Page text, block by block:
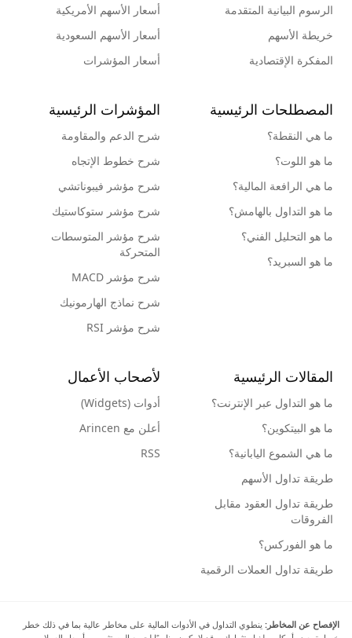
الرسوم البيانية المتقدمة
خريطة الأسهم
المفكرة الإقتصادية
أسعار الأسهم الأمريكية
أسعار الأسهم السعودية
أسعار المؤشرات
المصطلحات الرئيسية
ما هي النقطة؟
ما هو اللوت؟
ما هي الرافعة المالية؟
ما هو التداول بالهامش؟
ما هو التحليل الفني؟
ما هو السبريد؟
المؤشرات الرئيسية
شرح الدعم والمقاومة
شرح خطوط الإتجاه
شرح مؤشر فيبوناتشي
شرح مؤشر ستوكاستيك
شرح مؤشر المتوسطات
المتحركة
شرح مؤشر MACD
شرح نماذج الهارمونيك
شرح مؤشر RSI
المقالات الرئيسية
ما هو التداول عبر الإنترنت؟
ما هو البيتكوين؟
ما هي الشموع اليابانية؟
طريقة تداول الأسهم
طريقة تداول العقود مقابل
الفروقات
ما هو الفوركس؟
طريقة تداول العملات الرقمية
لأصحاب الأعمال
أدوات (Widgets)
أعلن مع Arincen
RSS
الإفصاح عن المخاطر: ينطوي التداول في الأدوات المالية على مخاطر عالية بما في ذلك خطر